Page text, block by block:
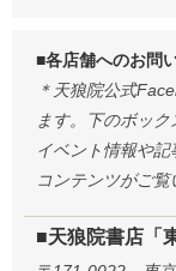
■各店舗へのお問
＊天狼院公式
ます。下のボッ
イベント情報や
コンテンツがご覧
■天狼院書店「